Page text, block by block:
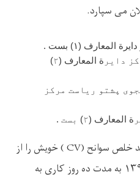
می سپارد.
المعارف (۱) بست
.
دایر ة المعارف (۲ )
پشتو ریاست مرکز
ة المعارف (۲) بست .
خلص سوانح (CV) خویش را از
تاریخ ۲۵/۹/۱۳۹۹ الی ۶/۱۰/ ۱۳۹۹ به مدت ده روز کاری به